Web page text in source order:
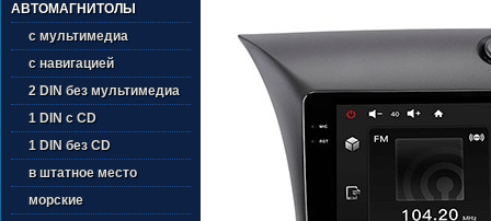
АВТОМАГНИТОЛЫ
с мультимедиа
с навигацией
2 DIN без мультимедиа
1 DIN с CD
1 DIN без CD
в штатное место
морские